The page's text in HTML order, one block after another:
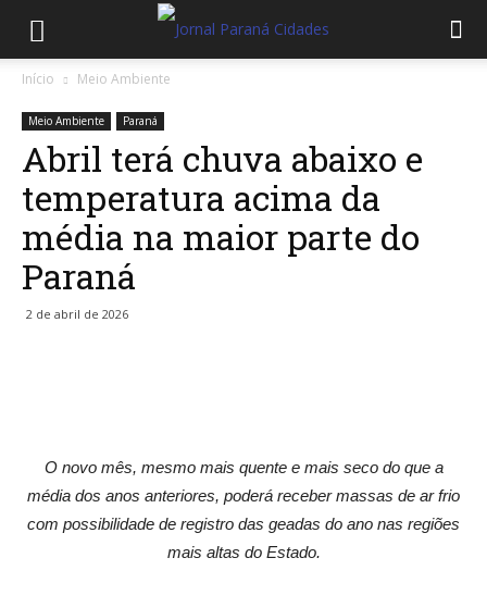
Início Meio Ambiente
Meio Ambiente Paraná
Abril terá chuva abaixo e
temperatura acima da
média na maior parte do
Paraná
2 de abril de 2026
O novo mês, mesmo mais quente e mais seco do que a
média dos anos anteriores, poderá receber massas de ar frio
com possibilidade de registro das geadas do ano nas regiões
mais altas do Estado.